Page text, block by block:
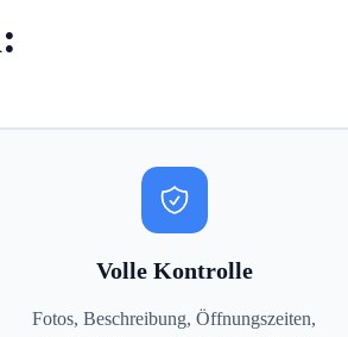
Volle Kontrolle
Fotos, Beschreibung, Öffnungszeiten,